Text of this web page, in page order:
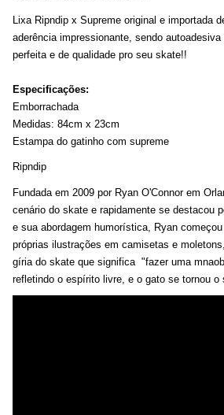
Lixa Ripndip x Supreme original e importada
aderência impressionante, sendo
perfeita e de qualidade pro seu skate!!
Especificações:
Emborrachada
Medidas: 84cm x 23cm
Estampa do gatinho com supreme
Ripndip
Fundada em 2009 por Ryan O'Connor em
cenário do skate e rapidamente se destacou
e sua abordagem humorística, Ryan
próprias ilustrações em camisetas e
gíria do skate que significa "fazer uma
refletindo o espírito livre, e o gato se tornou o